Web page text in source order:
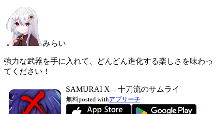
みらい
強力な武器を手に入れて、どんどん進化する楽しさを味わっ
てください！
SAMURAI X – 十刀流のサムライ
無料posted withアプリーチ